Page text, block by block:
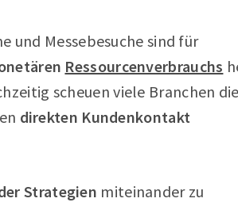
und Messebesuche sind für
Ressourcenverbrauchs
scheuen viele Branchen die
direkten Kundenkontakt
Strategien miteinander zu